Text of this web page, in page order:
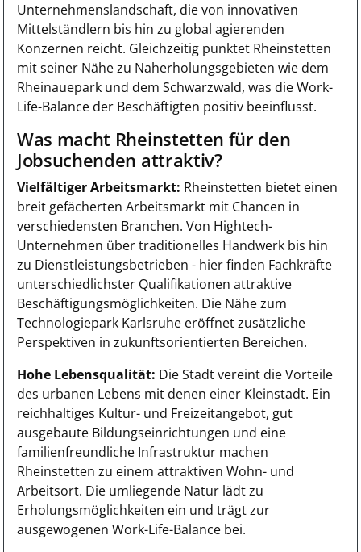
Unternehmenslandschaft, die von innovativen
Mittelständlern bis hin zu global agierenden
Konzernen reicht. Gleichzeitig punktet Rheinstetten
mit seiner Nähe zu Naherholungsgebieten wie dem
Rheinauepark und dem Schwarzwald, was die Work-
Life-Balance der Beschäftigten positiv beeinflusst.
Was macht Rheinstetten für den
Jobsuchenden attraktiv?
Vielfältiger Arbeitsmarkt: Rheinstetten bietet einen
breit gefächerten Arbeitsmarkt mit Chancen in
verschiedensten Branchen. Von Hightech-
Unternehmen über traditionelles Handwerk bis hin
zu Dienstleistungsbetrieben - hier finden Fachkräfte
unterschiedlichster Qualifikationen attraktive
Beschäftigungsmöglichkeiten. Die Nähe zum
Technologiepark Karlsruhe eröffnet zusätzliche
Perspektiven in zukunftsorientierten Bereichen.
Hohe Lebensqualität: Die Stadt vereint die Vorteile
des urbanen Lebens mit denen einer Kleinstadt. Ein
reichhaltiges Kultur- und Freizeitangebot, gut
ausgebaute Bildungseinrichtungen und eine
familienfreundliche Infrastruktur machen
Rheinstetten zu einem attraktiven Wohn- und
Arbeitsort. Die umliegende Natur lädt zu
Erholungsmöglichkeiten ein und trägt zur
ausgewogenen Work-Life-Balance bei.